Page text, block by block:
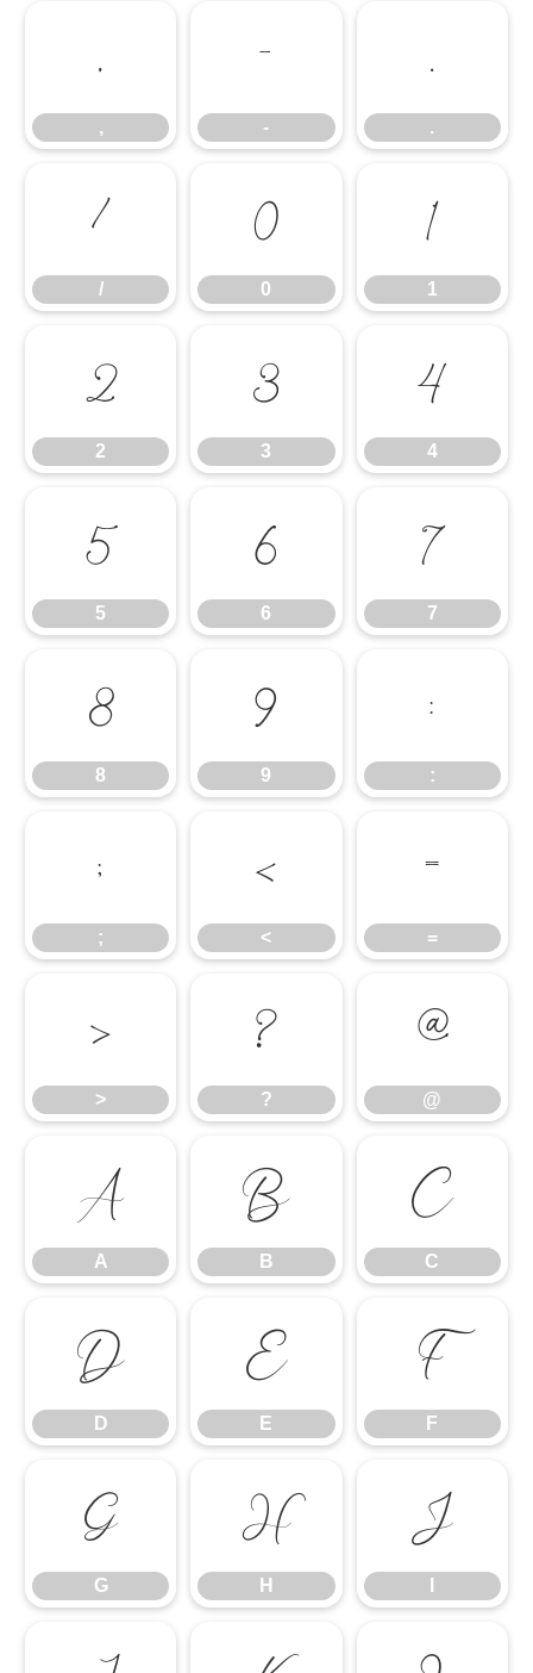
,
,
-
-
.
.
/
/
0
0
1
1
2
2
3
3
4
4
5
5
6
6
7
7
8
8
9
9
:
:
;
;
<
<
=
=
>
>
?
?
@
@
A
A
B
B
C
C
D
D
E
E
F
F
G
G
H
H
I